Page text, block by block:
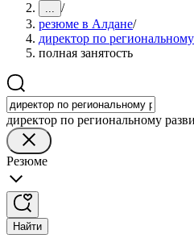
... /
резюме в Алдане/
директор по
полная занятость
директор по региональному
Резюме
Найти